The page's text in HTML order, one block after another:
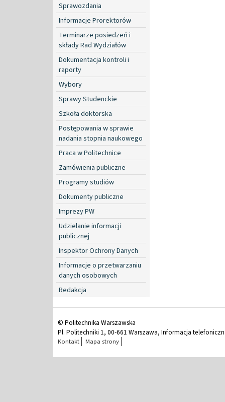
Sprawozdania
Informacje Prorektorów
Terminarze posiedzeń i
składy Rad Wydziałów
Dokumentacja kontroli i
raporty
Wybory
Sprawy Studenckie
Szkoła doktorska
Postępowania w sprawie
nadania stopnia naukowego
Praca w Politechnice
Zamówienia publiczne
Programy studiów
Dokumenty publiczne
Imprezy PW
Udzielanie informacji
publicznej
Inspektor Ochrony Danych
Informacje o przetwarzaniu
danych osobowych
Redakcja
© Politechnika Warszawska
Pl. Politechniki 1, 00-661 Warszawa, Informacja
Kontakt Mapa strony